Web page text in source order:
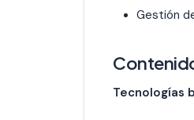
Gestión
Tecnologías